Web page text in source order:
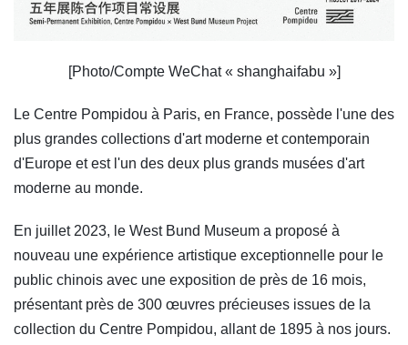
[Photo/Compte WeChat « shanghaifabu »]
Le Centre Pompidou à Paris, en France, possède l'une des
plus grandes collections d'art moderne et contemporain
d'Europe et est l'un des deux plus grands musées d'art
moderne au monde.
En juillet 2023, le West Bund Museum a proposé à
nouveau une expérience artistique exceptionnelle pour le
public chinois avec une exposition de près de 16 mois,
présentant près de 300 œuvres précieuses issues de la
collection du Centre Pompidou, allant de 1895 à nos jours.